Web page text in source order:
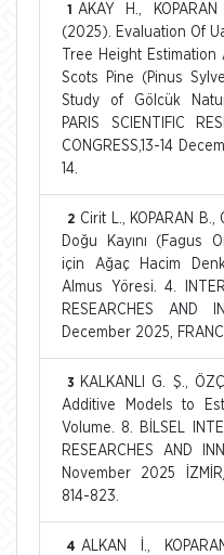
1
AKAY H.,
(2025). Evaluation Of
Tree Height
Scots Pine (Pinus
Study of Gölcük
PARIS SCIENTIFIC
CONGRESS,13-14
14.
2 Cirit L., KOPARAN B.,
Doğu Kayını (Fagus
için Ağaç Hacim
Almus Yöresi. 4.
RESEARCHES AND
December 2025,
3
KALKANLI G. Ş.,
Additive Models to
Volume. 8. BİLSEL
RESEARCHES AND
November 2025
814-823.
4 ALKAN İ.,